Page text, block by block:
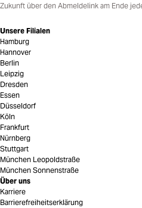
Zukunft über den Abmeldelink am Ende
Unsere Filialen
Hamburg
Hannover
Berlin
Leipzig
Dresden
Essen
Düsseldorf
Köln
Frankfurt
Nürnberg
Stuttgart
München Leopoldstraße
München Sonnenstraße
Über uns
Karriere
Barrierefreiheitserklärung